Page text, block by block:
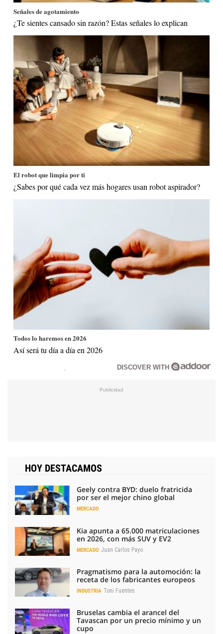
Señales de agotamiento
¿Te sientes cansado sin razón? Estas señales lo explican
El robot que limpia por ti
¿Sabes por qué cada vez más hogares usan robot aspirador?
Todos lo haremos en 2026
Así será tu día a día en 2026
DISCOVER WITH
HOY DESTACAMOS
Geely contra BYD: duelo fratricida
por ser el mejor chino global
MERCADO
Kia apunta a 65.000 matriculaciones
en 2026, con más SUV y EV2
MERCADO Juan Carlos Payo
Pragmatismo para la automoción: la
receta de los fabricantes europeos
INDUSTRIA Toni Fuentes
Bruselas cambia el arancel del
Tavascan por un precio mínimo y un
cupo